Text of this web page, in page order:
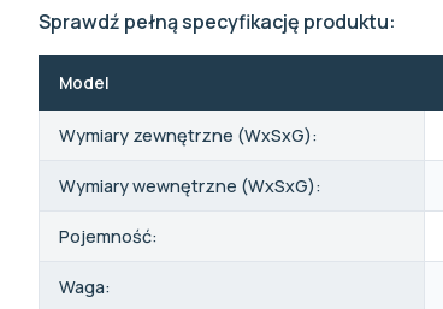
Sprawdź pełną specyfikację produktu:
Model
Wymiary zewnętrzne (WxSxG):
Wymiary wewnętrzne (WxSxG):
Pojemność:
Waga: